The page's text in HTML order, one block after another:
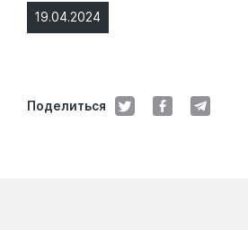
19.04.2024
Поделиться